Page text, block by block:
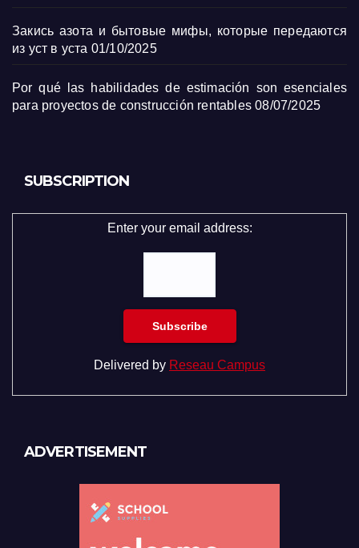
Закись азота и бытовые мифы, которые передаются
из уст в уста 01/10/2025
Por qué las habilidades de estimación son esenciales
para proyectos de construcción rentables 08/07/2025
SUBSCRIPTION
Enter your email address:
Delivered by Reseau Campus
ADVERTISEMENT